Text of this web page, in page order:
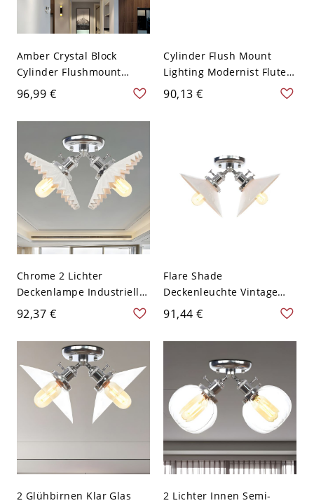
Amber Crystal Block
Cylinder Flushmount
Modern 2/4/6 Heads
Chrome Ceiling Lamp for
Porch, 8.5"/12"/16" Wide -
Chrom 110V-120V 21,59
cm
96,99 €
Cylinder Flush Mount
Lighting Modernist Fluted
Glass 2 Bulbs Chrome
Ceiling Lamp with Crystal
90,13 €
Chrome 2 Lichter
Deckenlampe Industrielle
Creme Glas Halb-Flush-
Montage Kronleuchter
92,37 €
Flare Shade
Deckenleuchte Vintage
Milchglas 2 Lichter Chrom
Wohnzimmerlampe
91,44 €
2 Glühbirnen Klar Glas
2 Lichter Innen Semi-